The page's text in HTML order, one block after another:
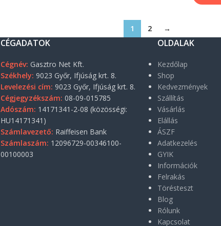
1 2 →
CÉGADATOK
Cégnév: Gasztro Net Kft.
Székhely: 9023 Győr, Ifjúság krt. 8.
Levelezési cím: 9023 Győr, Ifjúság krt. 8.
Cégjegyzékszám: 08-09-015785
Adószám: 14171341-2-08 (közösségi:
HU14171341)
Számlavezető: Raiffeisen Bank
Számlaszám: 12096729-00346100-
00100003
OLDALAK
Kezdőlap
Shop
Kedvezmények
Szállítás
Vásárlás
Elállás
ÁSZF
Adatkezelés
GYIK
Információk
Felrakás
Törésteszt
Blog
Rólunk
Kapcsolat